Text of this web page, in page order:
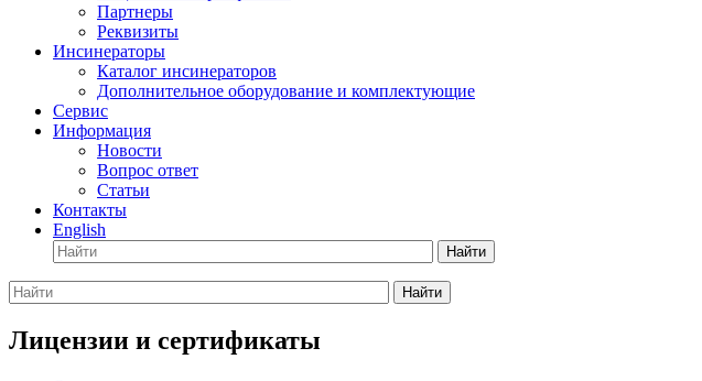
Партнеры
Реквизиты
Инсинераторы
Каталог инсинераторов
Дополнительное оборудование и комплектующие
Сервис
Информация
Новости
Вопрос ответ
Статьи
Контакты
English
Найти
Найти
Лицензии и сертификаты